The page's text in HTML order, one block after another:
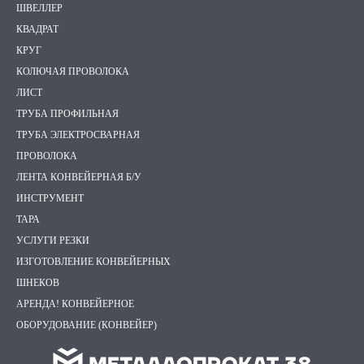
ШВЕЛЛЕР
КВАДРАТ
КРУГ
КОЛЮЧАЯ ПРОВОЛОКА
ЛИСТ
ТРУБА ПРОФИЛЬНАЯ
ТРУБА ЭЛЕКТРОСВАРНАЯ
ПРОВОЛОКА
ЛЕНТА КОНВЕЙЕРНАЯ Б/У
ИНСТРУМЕНТ
ТАРА
УСЛУГИ РЕЗКИ
ИЗГОТОВЛЕНИЕ КОНВЕЙЕРНЫХ
ШНЕКОВ
АРЕНДА! КОНВЕЙЕРНОЕ
ОБОРУДОВАНИЕ (КОНВЕЙЕР)